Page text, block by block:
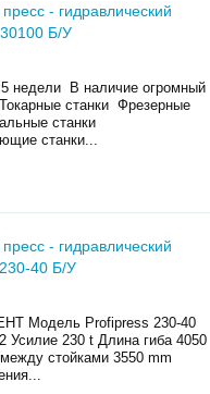
- гидравлический
Б/У
недели В наличие огромный
станки Фрезерные
станки
станки...
- гидравлический
40 Б/У
Модель Profipress 230-40
Усилие 230 t Длина гиба 4050
стойками 3550 mm